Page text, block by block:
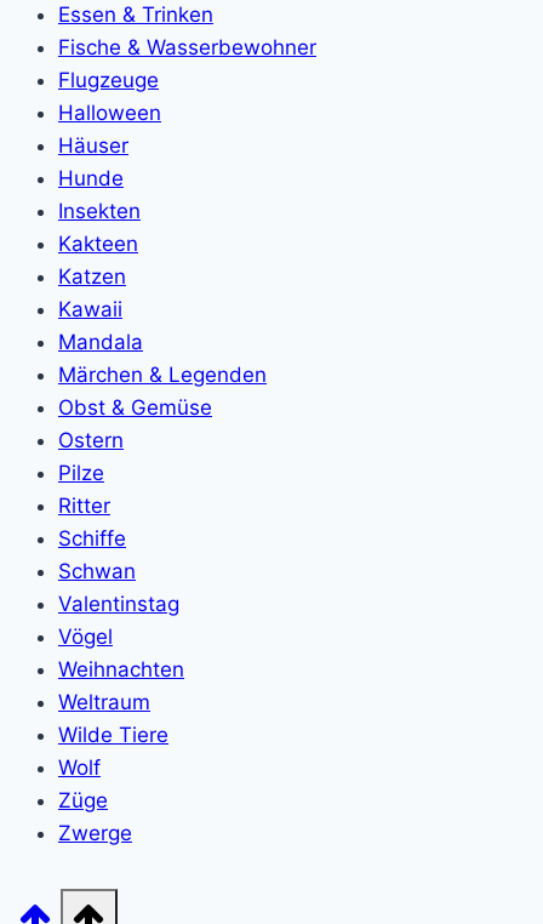
Essen & Trinken
Fische & Wasserbewohner
Flugzeuge
Halloween
Häuser
Hunde
Insekten
Kakteen
Katzen
Kawaii
Mandala
Märchen & Legenden
Obst & Gemüse
Ostern
Pilze
Ritter
Schiffe
Schwan
Valentinstag
Vögel
Weihnachten
Weltraum
Wilde Tiere
Wolf
Züge
Zwerge